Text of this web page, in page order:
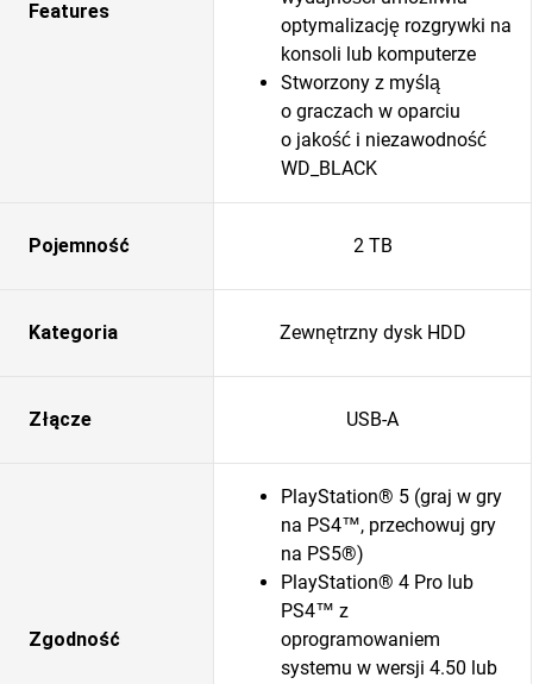
Features
optymalizację rozgrywki na
konsoli lub komputerze
Stworzony z myślą
o graczach w oparciu
o jakość i niezawodność
WD_BLACK
Pojemność 2 TB
Kategoria Zewnętrzny dysk HDD
Złącze USB-A
Zgodność
PlayStation® 5 (graj w gry
na PS4™, przechowuj gry
na PS5®)
PlayStation® 4 Pro lub
PS4™ z
oprogramowaniem
systemu w wersji 4.50 lub